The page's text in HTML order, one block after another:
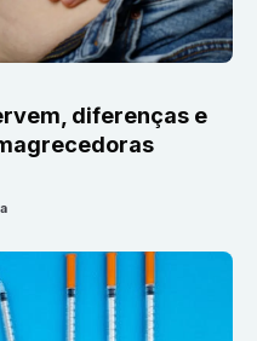
diferenças e